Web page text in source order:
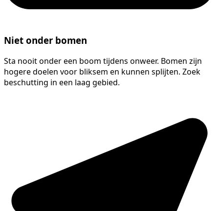
Niet onder bomen
Sta nooit onder een boom tijdens onweer. Bomen zijn
hogere doelen voor bliksem en kunnen splijten. Zoek
beschutting in een laag gebied.